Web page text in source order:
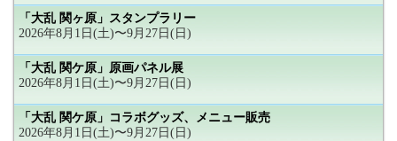
「大乱 関ヶ原」スタンプラリー
2026年8月1日(土)〜9月27日(日)
「大乱 関ケ原」原画パネル展
2026年8月1日(土)〜9月27日(日)
「大乱 関ケ原」コラボグッズ、メニュー販売
2026年8月1日(土)〜9月27日(日)